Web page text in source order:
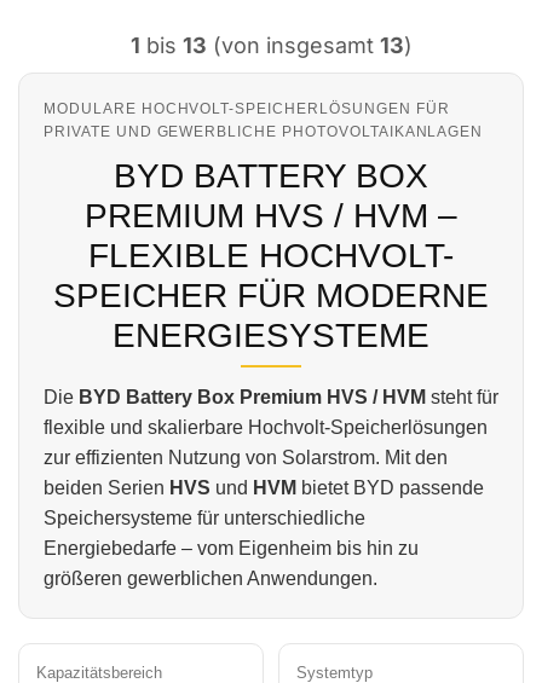
1 bis 13 (von insgesamt 13)
MODULARE HOCHVOLT-SPEICHERLÖSUNGEN FÜR
PRIVATE UND GEWERBLICHE PHOTOVOLTAIKANLAGEN
BYD BATTERY BOX
PREMIUM HVS / HVM –
FLEXIBLE HOCHVOLT-
SPEICHER FÜR MODERNE
ENERGIESYSTEME
Die BYD Battery Box Premium HVS / HVM steht für
flexible und skalierbare Hochvolt-Speicherlösungen
zur effizienten Nutzung von Solarstrom. Mit den
beiden Serien HVS und HVM bietet BYD passende
Speichersysteme für unterschiedliche
Energiebedarfe – vom Eigenheim bis hin zu
größeren gewerblichen Anwendungen.
Kapazitätsbereich Systemtyp